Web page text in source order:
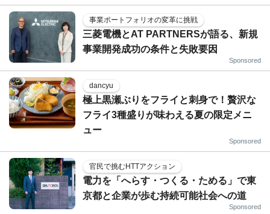
事業ポートフォリオの変革に挑戦
三菱電機とAT PARTNERSが語る、新規
事業開発成功の条件と失敗要因
Sponsored
dancyu
極上黒瀬ぶりをフライと刺身で！贅沢な
フライ3種盛りが味わえる夏の限定メニ
ュー
Sponsored
官民で挑むHTTアクション
電力を「へらす・つくる・ためる」で東
京都と企業が歩む持続可能社会への道
Sponsored